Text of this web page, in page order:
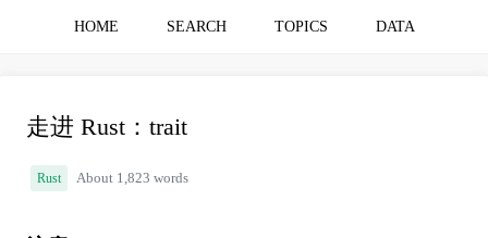
HOME SEARCH TOPICS DATA
走进 Rust：trait
Rust About 1,823 words